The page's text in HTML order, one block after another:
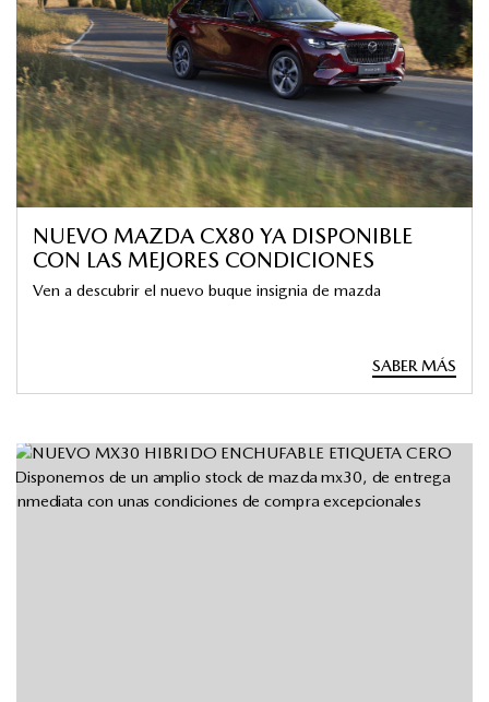
NUEVO MAZDA CX80 YA DISPONIBLE
CON LAS MEJORES CONDICIONES
Ven a descubrir el nuevo buque insignia de mazda
SABER MÁS